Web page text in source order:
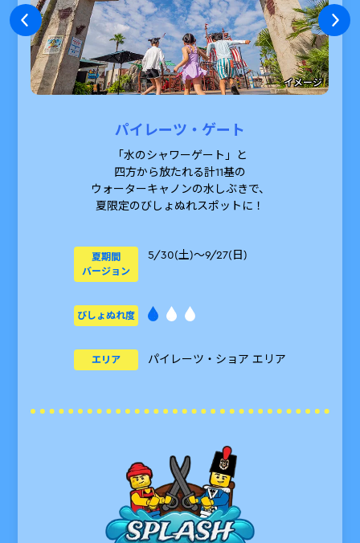
販売店舗
①②を取り扱う店舗
ロスト・ブーティー・トレーディ
ング・ポスト
アーティファクト・ショップ
②のみを取り扱う店舗
シティ・ショップ
キング・マーケット
ホテル・ショップ
5/30(土)～
6/13(土)から販売
スキップ・パス スリーパック
スキップ・パス アンリミテッド
なしでご利用できます。
6/13(土)～8/31(月)の期間中、
ウォーターアトラクションを予約
なしでお楽しみいただける バウチャーを差し
上げます。
詳しくはこちら >
水にぬれたまま乗れる
アトラクションはこちら
イメージ
パイレーツ・ゲート
「水のシャワーゲート」と
四方から放たれる計11基の
ウォーターキャノンの水しぶきで、
夏限定のびしょぬれスポットに！
夏期間
バージョン
5/30(土)～9/27(日)
びしょぬれ度
エリア パイレーツ・ショア エリア